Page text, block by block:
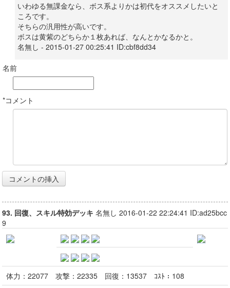
いわゆる無課金なら、ボス系よりかは初代をオススメしたいと
ころです。
そちらの汎用性が高いです。
ボスは黄紫のどちらか１枚あれば、なんとかなるかと。
名無し - 2015-01-27 00:25:41 ID:cbf8dd34
名前
*コメント
93. 回復、スキル特効デッキ 名無し 2016-01-22 22:24:41 ID:ad25bcc
9
体力： 22077 攻撃： 22335 回復： 13537 ｺｽﾄ： 108